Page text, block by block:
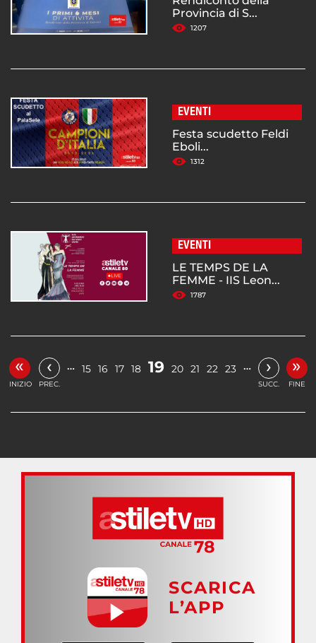
Provincia di S...
1207
EVENTI
Festa scudetto Feldi
Eboli...
1312
EVENTI
LE TEMPS DE LA
FEMME - IIS Leon...
1787
«
INIZIO
‹
PREC.
… 15 16 17 18 19 20 21 22 23 … ›
SUCC.
»
FINE
SCARICA
L’APP